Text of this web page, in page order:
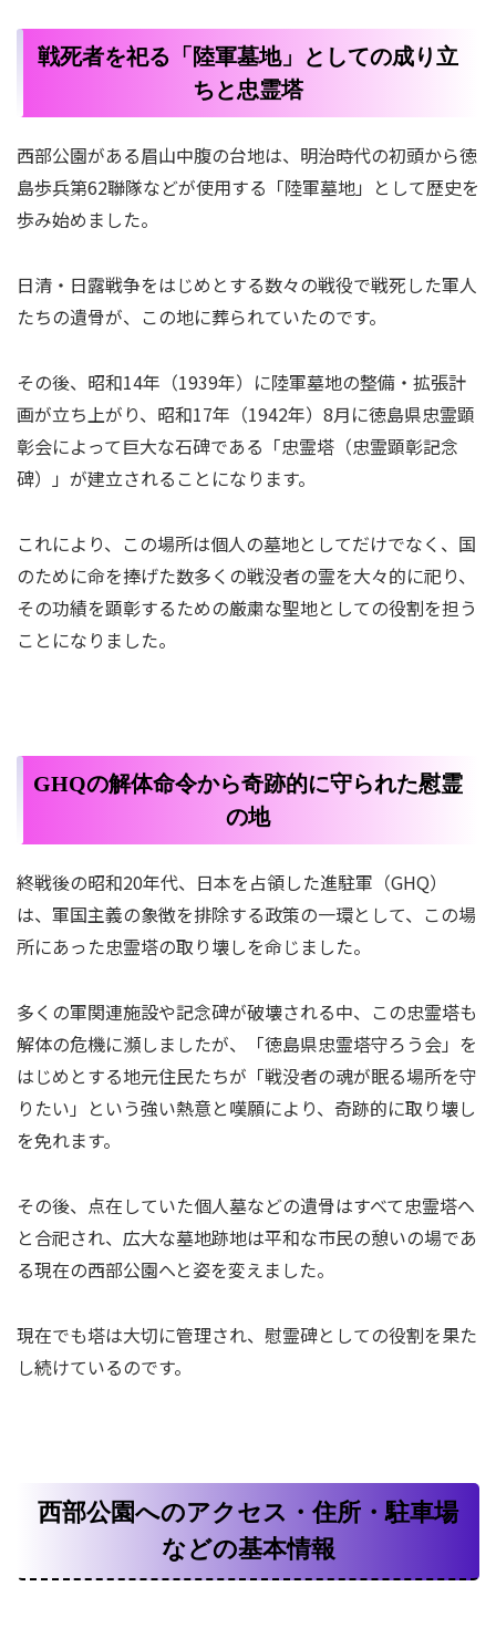
戦死者を祀る「陸軍墓地」としての成り立
ちと忠霊塔
西部公園がある眉山中腹の台地は、明治時代の初頭から徳
島歩兵第62聯隊などが使用する「陸軍墓地」として歴史を
歩み始めました。
日清・日露戦争をはじめとする数々の戦役で戦死した軍人
たちの遺骨が、この地に葬られていたのです。
その後、昭和14年（1939年）に陸軍墓地の整備・拡張計
画が立ち上がり、昭和17年（1942年）8月に徳島県忠霊顕
彰会によって巨大な石碑である「忠霊塔（忠霊顕彰記念
碑）」が建立されることになります。
これにより、この場所は個人の墓地としてだけでなく、国
のために命を捧げた数多くの戦没者の霊を大々的に祀り、
その功績を顕彰するための厳粛な聖地としての役割を担う
ことになりました。
GHQの解体命令から奇跡的に守られた慰霊
の地
終戦後の昭和20年代、日本を占領した進駐軍（GHQ）
は、軍国主義の象徴を排除する政策の一環として、この場
所にあった忠霊塔の取り壊しを命じました。
多くの軍関連施設や記念碑が破壊される中、この忠霊塔も
解体の危機に瀕しましたが、「徳島県忠霊塔守ろう会」を
はじめとする地元住民たちが「戦没者の魂が眠る場所を守
りたい」という強い熱意と嘆願により、奇跡的に取り壊し
を免れます。
その後、点在していた個人墓などの遺骨はすべて忠霊塔へ
と合祀され、広大な墓地跡地は平和な市民の憩いの場であ
る現在の西部公園へと姿を変えました。
現在でも塔は大切に管理され、慰霊碑としての役割を果た
し続けているのです。
西部公園へのアクセス・住所・駐車場
などの基本情報